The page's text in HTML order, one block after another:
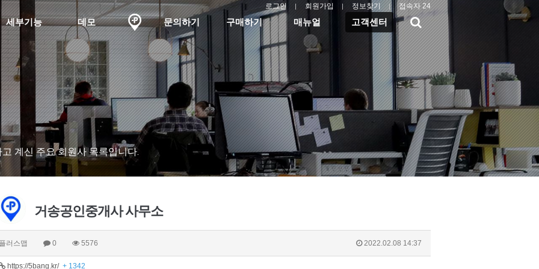
로그인 회원가입 정보찾기 접속자 24
세부기능 데모 문의하기 구매하기 매뉴얼 고객센터
검
색
계신 주요 회원사 목록입니다.
거송공인중개사 사무소
러스맵 0 5576 2022.02.08 14:37
https://5bang.kr/ + 1342